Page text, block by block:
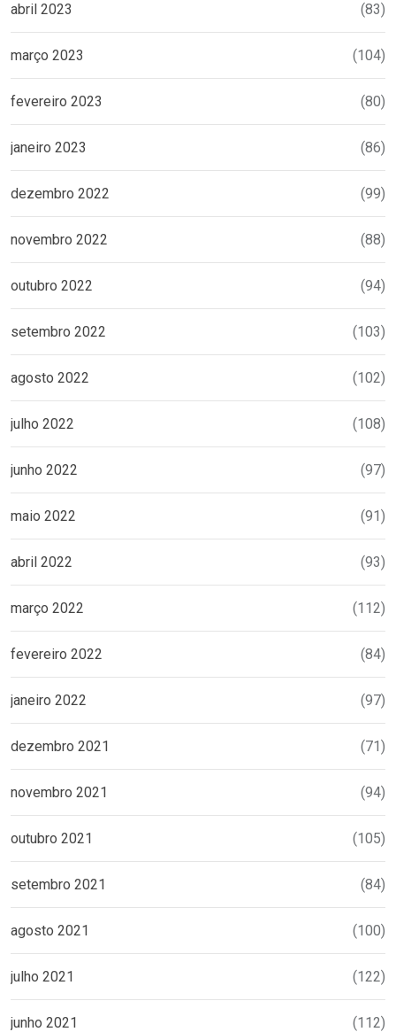
abril 2023 (83)
março 2023 (104)
fevereiro 2023 (80)
janeiro 2023 (86)
dezembro 2022 (99)
novembro 2022 (88)
outubro 2022 (94)
setembro 2022 (103)
agosto 2022 (102)
julho 2022 (108)
junho 2022 (97)
maio 2022 (91)
abril 2022 (93)
março 2022 (112)
fevereiro 2022 (84)
janeiro 2022 (97)
dezembro 2021 (71)
novembro 2021 (94)
outubro 2021 (105)
setembro 2021 (84)
agosto 2021 (100)
julho 2021 (122)
junho 2021 (112)